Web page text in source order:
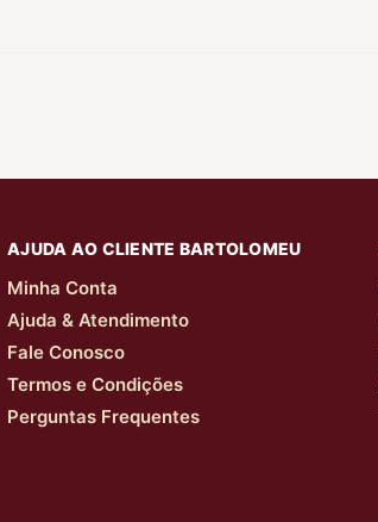
AJUDA AO CLIENTE BARTOLOMEU
Minha Conta
Ajuda & Atendimento
Fale Conosco
Termos e Condições
Perguntas Frequentes